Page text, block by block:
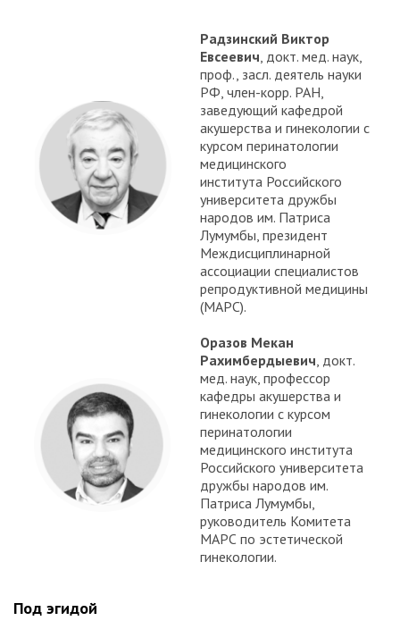
Радзинский Виктор
Евсеевич , докт. мед. наук,
проф., засл. деятель науки
РФ, член-корр. РАН,
заведующий кафедрой
акушерства и гинекологии с
курсом перинатологии
медицинского
института Российского
университета дружбы
народов им. Патриса
Лумумбы, президент
Междисциплинарной
ассоциации специалистов
репродуктивной медицины
(МАРС).
Оразов Мекан
Рахимбердыевич , докт.
мед. наук, профессор
кафедры акушерства и
гинекологии с курсом
перинатологии
медицинского института
Российского университета
дружбы народов им.
Патриса Лумумбы,
руководитель Комитета
МАРС по эстетической
гинекологии.
Под эгидой